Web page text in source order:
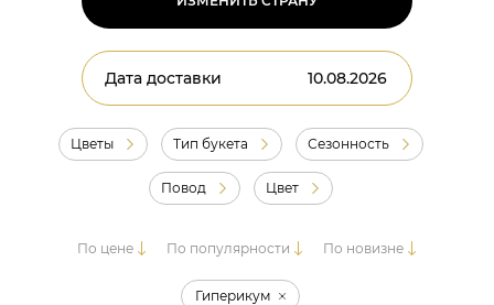
Дата доставки
Цветы Тип букета Сезонность
Повод Цвет
По цене По популярности По новизне
Гиперикум